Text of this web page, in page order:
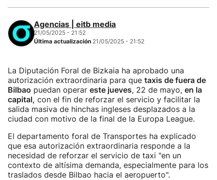
Agencias | eitb media
21/05/2025 - 21:52
Última actualización 21/05/2025 - 21:52
La Diputación Foral de Bizkaia ha aprobado una
autorización extraordinaria para que taxis de fuera de
Bilbao puedan operar este jueves, 22 de mayo, en la
capital, con el fin de reforzar el servicio y facilitar la
salida masiva de hinchas ingleses desplazados a la
ciudad con motivo de la final de la Europa League.
El departamento foral de Transportes ha explicado
que esa autorización extraordinaria responde a la
necesidad de reforzar el servicio de taxi "en un
contexto de altísima demanda, especialmente para los
traslados desde Bilbao hacia el aeropuerto".